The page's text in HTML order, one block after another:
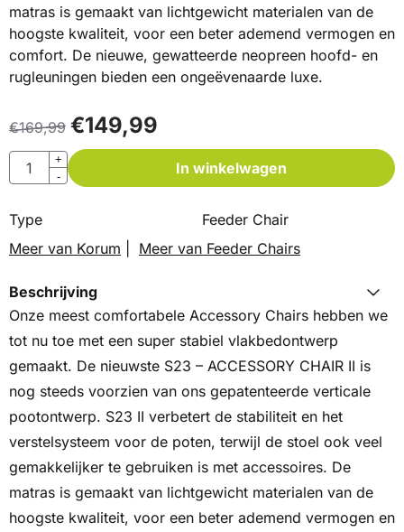
matras is gemaakt van lichtgewicht materialen van de
hoogste kwaliteit, voor een beter ademend vermogen en
comfort. De nieuwe, gewatteerde neopreen hoofd- en
rugleuningen bieden een ongeëvenaarde luxe.
€169,99 €149,99
Aantal
+
-
In winkelwagen
Type
Feeder Chair
Meer van Korum
Meer van Feeder Chairs
Beschrijving
Onze meest comfortabele Accessory Chairs hebben we
tot nu toe met een super stabiel vlakbedontwerp
gemaakt. De nieuwste S23 – ACCESSORY CHAIR II is
nog steeds voorzien van ons gepatenteerde verticale
pootontwerp. S23 II verbetert de stabiliteit en het
verstelsysteem voor de poten, terwijl de stoel ook veel
gemakkelijker te gebruiken is met accessoires. De
matras is gemaakt van lichtgewicht materialen van de
hoogste kwaliteit, voor een beter ademend vermogen en